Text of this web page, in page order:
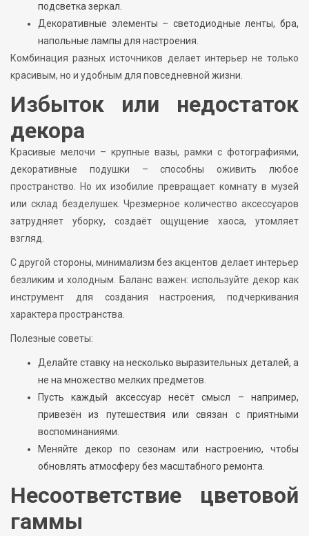
подсветка зеркал.
Декоративные элементы – светодиодные ленты, бра,
напольные лампы для настроения.
Комбинация разных источников делает интерьер не только
красивым, но и удобным для повседневной жизни.
Избыток или недостаток
декора
Красивые мелочи – крупные вазы, рамки с фотографиями,
декоративные подушки – способны оживить любое
пространство. Но их изобилие превращает комнату в музей
или склад безделушек. Чрезмерное количество аксессуаров
затрудняет уборку, создаёт ощущение хаоса, утомляет
взгляд.
С другой стороны, минимализм без акцентов делает интерьер
безликим и холодным. Баланс важен: используйте декор как
инструмент для создания настроения, подчеркивания
характера пространства.
Полезные советы:
Делайте ставку на несколько выразительных деталей, а
не на множество мелких предметов.
Пусть каждый аксессуар несёт смысл – например,
привезён из путешествия или связан с приятными
воспоминаниями.
Меняйте декор по сезонам или настроению, чтобы
обновлять атмосферу без масштабного ремонта.
Несоответствие цветовой
гаммы